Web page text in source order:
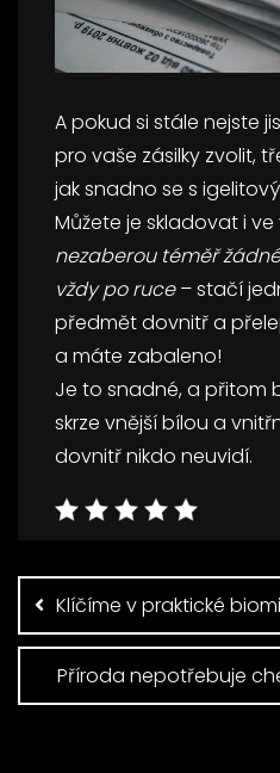
A pokud si stále nejste
pro vaše zásilky zvolit,
jak snadno se s
Můžete je skladovat i
nezaberou téměř
vždy po ruce– stačí
předmět dovnitř a
a máte zabaleno!
Je to snadné, a přitom
skrze vnější bílou a
dovnitř nikdo neuvidí.
pro
příspěvek
Klíčíme v praktické
Příroda nepotřebuje